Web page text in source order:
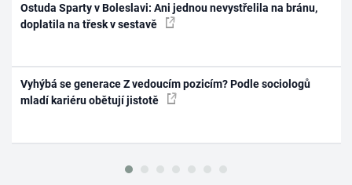
Ostuda Sparty v Boleslavi: Ani jednou nevystřelila na bránu,
doplatila na třesk v sestavě
Vyhýbá se generace Z vedoucím pozicím? Podle sociologů
mladí kariéru obětují jistotě